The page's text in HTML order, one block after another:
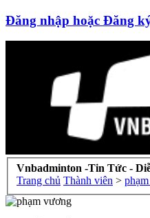
Đăng nhập hoặc Đăng
Vnbadminton -Tin Tức -
Trang chủ Thành viên >